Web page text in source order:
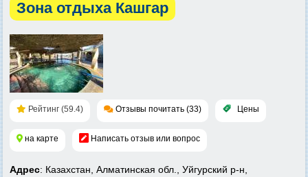
Зона отдыха Кашгар
Рейтинг (59.4) Отзывы почитать (33) Цены
на карте Написать отзыв или вопрос
Адрес: Казахстан, Алматинская обл., Уйгурский р-н,